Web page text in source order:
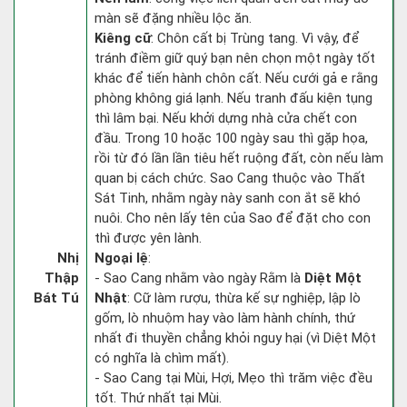
Nhị
Thập
Bát Tú
màn sẽ đặng nhiều lộc ăn.
Kiêng cữ: Chôn cất bị Trùng tang. Vì vậy, để
tránh điềm giữ quý bạn nên chọn một ngày tốt
khác để tiến hành chôn cất. Nếu cưới gả e rằng
phòng không giá lạnh. Nếu tranh đấu kiện tụng
thì lâm bại. Nếu khởi dựng nhà cửa chết con
đầu. Trong 10 hoặc 100 ngày sau thì gặp họa,
rồi từ đó lần lần tiêu hết ruộng đất, còn nếu làm
quan bị cách chức. Sao Cang thuộc vào Thất
Sát Tinh, nhằm ngày này sanh con ắt sẽ khó
nuôi. Cho nên lấy tên của Sao để đặt cho con
thì được yên lành.
Ngoại lệ:
- Sao Cang nhằm vào ngày Rằm là Diệt Một
Nhật: Cữ làm rượu, thừa kế sự nghiệp, lập lò
gốm, lò nhuộm hay vào làm hành chính, thứ
nhất đi thuyền chẳng khỏi nguy hại (vì Diệt Một
có nghĩa là chìm mất).
- Sao Cang tại Mùi, Hợi, Mẹo thì trăm việc đều
tốt. Thứ nhất tại Mùi.